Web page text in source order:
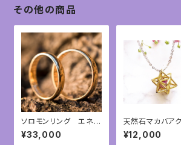
その他の商品
ソロモンリング エネル
ギーアチューンメント
¥33,000
天然石マカバア
ー 神聖幾何学
サリー
¥12,000